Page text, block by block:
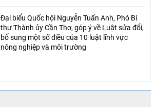
Đại biểu Quốc hội Nguyễn Tuấn Anh, Phó Bí
thư Thành ủy Cần Thơ, góp ý về Luật sửa đổi,
bổ sung một số điều của 10 luật lĩnh vực
nông nghiệp và môi trường